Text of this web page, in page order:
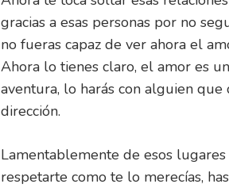
gracias a esas personas por no
no fueras capaz de ver ahora el
Ahora lo tienes claro, el amor es
aventura, lo harás con alguien
dirección.
Lamentablemente de esos
respetarte como te lo merecías,